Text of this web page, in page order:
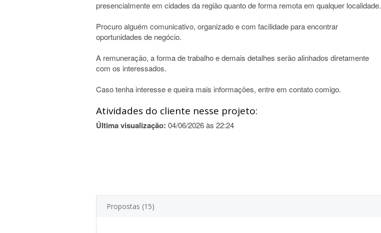
presencialmente em cidades da região quanto de forma remota em qualquer localidade.
Procuro alguém comunicativo, organizado e com facilidade para encontrar
oportunidades de negócio.
A remuneração, a forma de trabalho e demais detalhes serão alinhados diretamente
com os interessados.
Caso tenha interesse e queira mais informações, entre em contato comigo.
Atividades do cliente nesse projeto:
Última visualização: 04/06/2026 às 22:24
Propostas (15)